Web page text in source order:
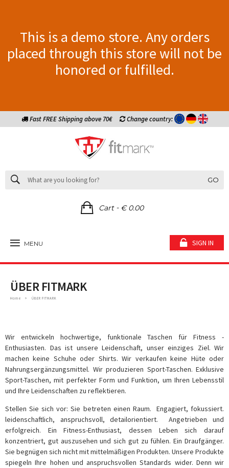
This is a demo store. Any orders
placed through this store will not be
honored or fulfilled.
Fast FREE Shipping above 70€ Change country:
GO
Cart- € 0.00
MENU SIGN IN
ÜBER FITMARK
Home ÜBER FITMARK
Wir entwickeln hochwertige, funktionale Taschen für Fitness -
Enthusiasten. Das ist unsere Leidenschaft, unser einziges Ziel. Wir
machen keine Schuhe oder Shirts. Wir verkaufen keine Hüte oder
Nahrungsergänzungsmittel. Wir produzieren Sport-Taschen. Exklusive
Sport-Taschen, mit perfekter Form und Funktion, um Ihren Lebensstil
und Ihre Leidenschaften zu reflektieren.
Stellen Sie sich vor: Sie betreten einen Raum. Engagiert, fokussiert.
leidenschaftlich, anspruchsvoll, detailorientiert. Angetrieben und
erfolgreich. Ein Fitness-Enthusiast, dessen Leben sich darauf
konzentriert, gut auszusehen und sich gut zu fühlen. Ein Draufgänger.
Sie begnügen sich nicht mit mittelmäßigen Produkten. Unsere Produkte
spiegeln Ihre hohen und anspruchsvollen Standards wider. Denn wir